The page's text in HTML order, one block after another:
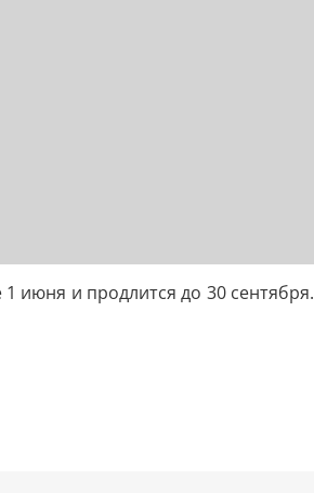
июня и продлится до 30